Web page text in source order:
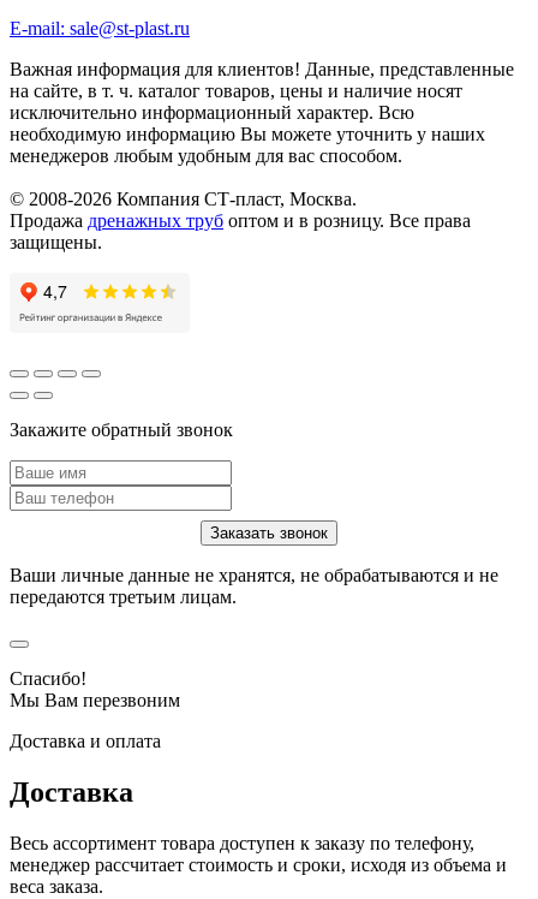
E-mail: sale@st-plast.ru
Важная информация для клиентов! Данные, представленные
на сайте, в т. ч. каталог товаров, цены и наличие носят
исключительно информационный характер. Всю
необходимую информацию Вы можете уточнить у наших
менеджеров любым удобным для вас способом.
© 2008-2026 Компания СТ-пласт, Москва.
Продажа дренажных труб оптом и в розницу. Все права
защищены.
Закажите обратный звонок
Ваши личные данные не хранятся, не обрабатываются и не
передаются третьим лицам.
Спасибо!
Мы Вам перезвоним
Доставка и оплата
Доставка
Весь ассортимент товара доступен к заказу по телефону,
менеджер рассчитает стоимость и сроки, исходя из объема и
веса заказа.